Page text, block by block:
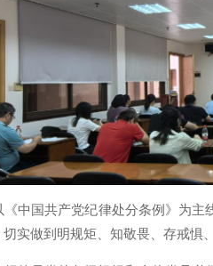
中国共产党纪律处分条例》为
实做到明规矩、知敬畏、存戒惧